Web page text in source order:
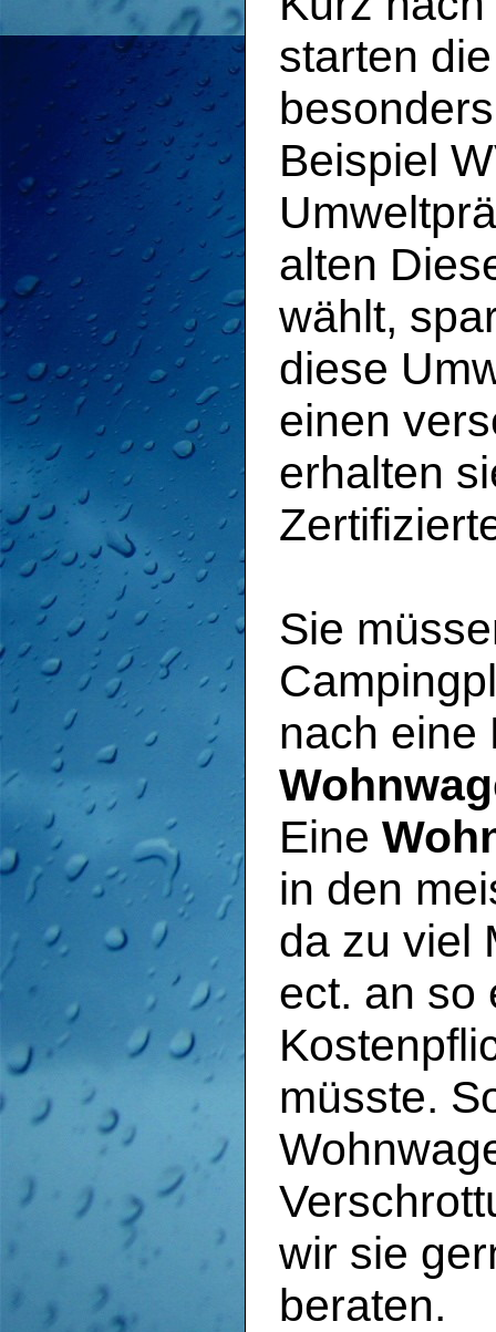
starten
Beispiel
alten
wählt,
diese
einen
erhalten
Sie
nach eine
Eine
in den
da zu viel
ect. an so
müsste.
wir sie
beraten.